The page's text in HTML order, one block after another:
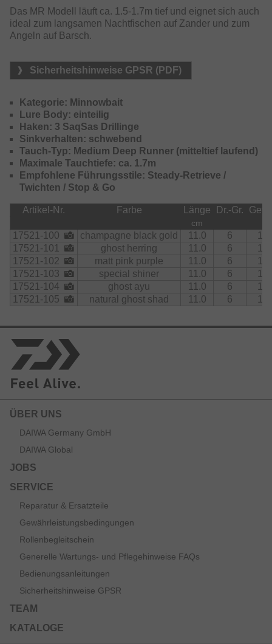
Das MR Modell läuft ca. 1.5-1.7m tief und eignet sich auch
ideal zum langsamen Nachtfischen auf Zander und zum
Angeln auf Barsch.
Sicherheitshinweise GPSR (PDF)
Kategorie: Minnowbait
Lure Body: einteilig
Haken: 3 SaqSas Drillinge
Sinkverhalten: schwebend
Tauch-Typ: Medium Deep Runner (mitteltief laufend)
Maximale Tauchtiefe: ca. 1.7m
Empfohlene Führungsstile: Steady-Retrieve /
Twichten / Stop & Go
Artikel-Nr. Farbe Länge Dr.-Gr.
cm
17521-100 champagne black gold 11.0 6
17521-101
ghost herring 11.0 6
17521-102
matt pink purple 11.0 6
17521-103
special shiner 11.0 6
17521-104
ghost ayu 11.0 6
17521-105
natural ghost shad 11.0 6
ÜBER UNS
DAIWA Germany GmbH
DAIWA Global
JOBS
SERVICE
Reparatur & Ersatzteile
Gewährleistungsbedingungen
Rollenbegleitschein
Generelle Wartungs- und Pflegehinweise FAQs
Bedienungsanleitungen
Sicherheitshinweise GPSR
TEAM
KATALOGE